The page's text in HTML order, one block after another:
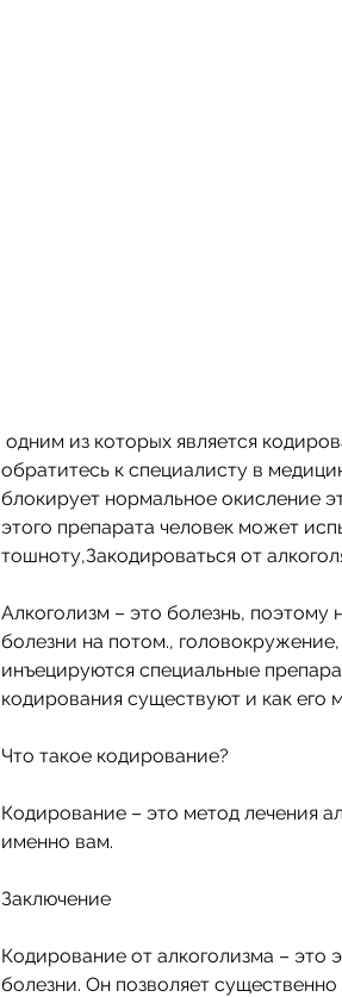
обратитесь к специалисту в
блокирует нормальное окисление
этого препарата человек может
тошноту,Закодироваться от
Алкоголизм – это болезнь, поэтому
болезни на потом.,
инъецируются специальные
кодирования существуют и как его
Что такое кодирование?
Кодирование – это метод лечения
именно вам.
Заключение
Кодирование от алкоголизма – это
болезни. Он позволяет